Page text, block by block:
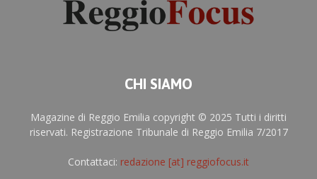
CHI SIAMO
Magazine di Reggio Emilia copyright © 2025 Tutti i diritti
riservati. Registrazione Tribunale di Reggio Emilia 7/2017
Contattaci: redazione [at] reggiofocus.it